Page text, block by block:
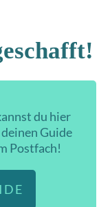
du hier
Guide
Postfach!